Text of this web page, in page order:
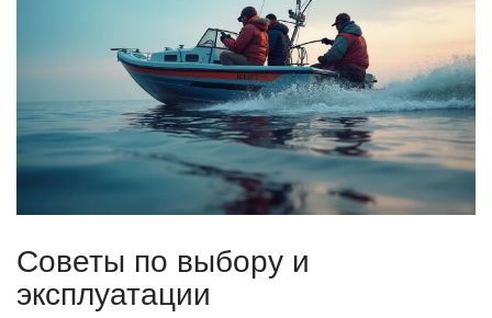
Советы по выбору и
эксплуатации